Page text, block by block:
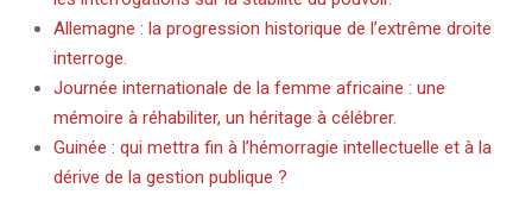
Allemagne : la progression historique de l’extrême droite
interroge.
Journée internationale de la femme africaine : une
mémoire à réhabiliter, un héritage à célébrer.
Guinée : qui mettra fin à l’hémorragie intellectuelle et à la
dérive de la gestion publique ?